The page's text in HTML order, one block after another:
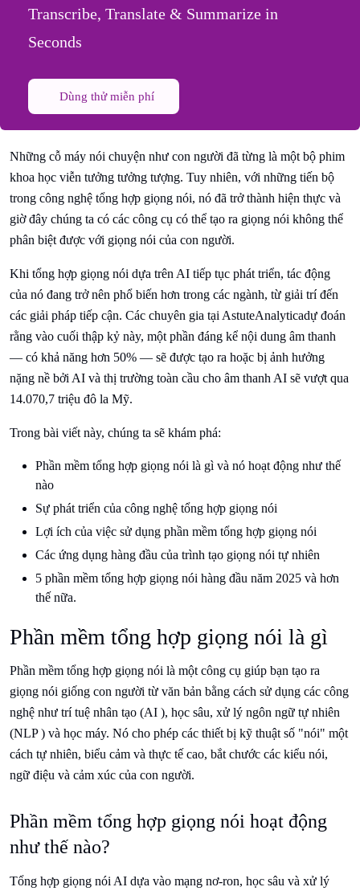
Transcribe, Translate & Summarize in
Seconds
Dùng thử miễn phí
Những cỗ máy nói chuyện như con người đã từng là một bộ phim
khoa học viễn tưởng tưởng tượng. Tuy nhiên, với những tiến bộ
trong công nghệ tổng hợp giọng nói, nó đã trở thành hiện thực và
giờ đây chúng ta có các công cụ có thể tạo ra giọng nói không thể
phân biệt được với giọng nói của con người.
Khi tổng hợp giọng nói dựa trên AI tiếp tục phát triển, tác động
của nó đang trở nên phổ biến hơn trong các ngành, từ giải trí đến
các giải pháp tiếp cận. Các chuyên gia tại AstuteAnalyticadự đoán
rằng vào cuối thập kỷ này, một phần đáng kể nội dung âm thanh
— có khả năng hơn 50% — sẽ được tạo ra hoặc bị ảnh hưởng
nặng nề bởi AI và thị trường toàn cầu cho âm thanh AI sẽ vượt qua
14.070,7 triệu đô la Mỹ.
Trong bài viết này, chúng ta sẽ khám phá:
Phần mềm tổng hợp giọng nói là gì và nó hoạt động như thế
nào
Sự phát triển của công nghệ tổng hợp giọng nói
Lợi ích của việc sử dụng phần mềm tổng hợp giọng nói
Các ứng dụng hàng đầu của trình tạo giọng nói tự nhiên
5 phần mềm tổng hợp giọng nói hàng đầu năm 2025 và hơn
thế nữa.
Phần mềm tổng hợp giọng nói là gì
Phần mềm tổng hợp giọng nói là một công cụ giúp bạn tạo ra
giọng nói giống con người từ văn bản bằng cách sử dụng các công
nghệ như trí tuệ nhân tạo (AI ), học sâu, xử lý ngôn ngữ tự nhiên
(NLP ) và học máy. Nó cho phép các thiết bị kỹ thuật số "nói" một
cách tự nhiên, biểu cảm và thực tế cao, bắt chước các kiểu nói,
ngữ điệu và cảm xúc của con người.
Phần mềm tổng hợp giọng nói hoạt động
như thế nào?
Tổng hợp giọng nói AI dựa vào mạng nơ-ron, học sâu và xử lý